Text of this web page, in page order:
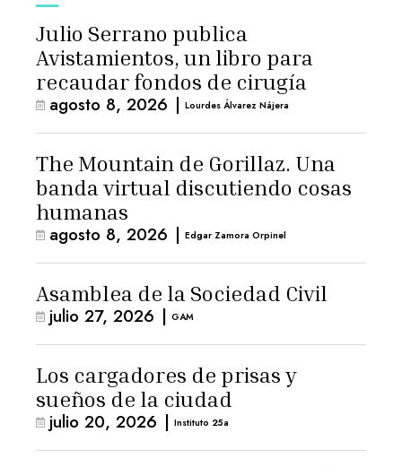
Julio Serrano publica
Avistamientos, un libro para
recaudar fondos de cirugía
agosto 8, 2026 | Lourdes Álvarez Nájera
The Mountain de Gorillaz. Una
banda virtual discutiendo cosas
humanas
agosto 8, 2026 | Edgar Zamora Orpinel
Asamblea de la Sociedad Civil
julio 27, 2026 | GAM
Los cargadores de prisas y
sueños de la ciudad
julio 20, 2026 | Instituto 25a